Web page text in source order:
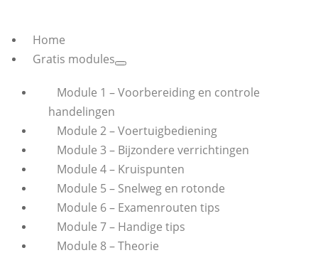
Home
Gratis modules
Module 1 – Voorbereiding en controle
handelingen
Module 2 – Voertuigbediening
Module 3 – Bijzondere verrichtingen
Module 4 – Kruispunten
Module 5 – Snelweg en rotonde
Module 6 – Examenrouten tips
Module 7 – Handige tips
Module 8 – Theorie